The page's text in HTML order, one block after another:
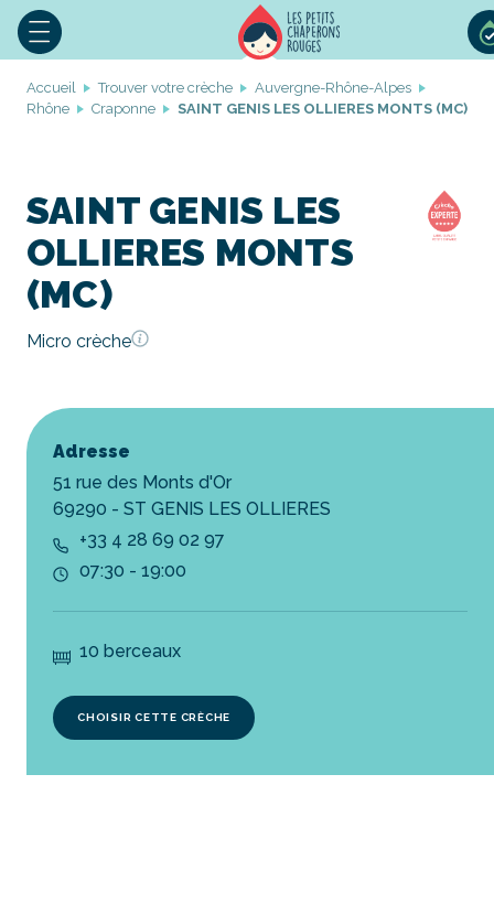
Accueil Trouver votre crèche
Auvergne-Rhône-Alpes
Rhône
Craponne SAINT GENIS LES OLLIERES MONTS (MC)
SAINT GENIS LES
OLLIERES MONTS
(MC)
Micro crèche
Adresse
51 rue des Monts d'Or
69290 - ST GENIS LES OLLIERES
+33 4 28 69 02 97
07:30 - 19:00
10 berceaux
CHOISIR CETTE CRÈCHE